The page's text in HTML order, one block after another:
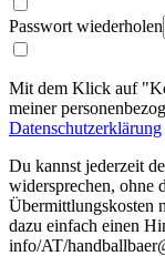
Passwort wiederholen
Mit dem Klick auf
meiner
Datenschutzerklärung
Du kannst jederzeit
widersprechen, ohne
Übermittlungskosten
dazu einfach einen
info/AT/